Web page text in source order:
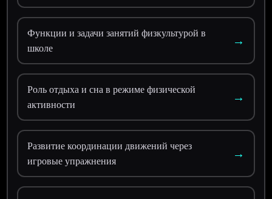
Функции и задачи занятий физкультурой в
школе
→
Роль отдыха и сна в режиме физической
активности
→
Развитие координации движений через
игровые упражнения
→